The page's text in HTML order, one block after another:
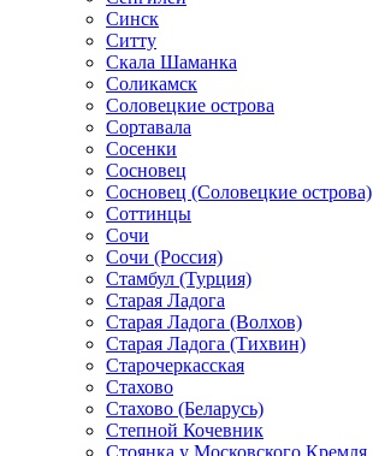
Синск
Ситту
Скала Шаманка
Соликамск
Соловецкие острова
Сортавала
Сосенки
Сосновец
Сосновец (Соловецкие острова)
Соттинцы
Сочи
Сочи (Россия)
Стамбул (Турция)
Старая Ладога
Старая Ладога (Волхов)
Старая Ладога (Тихвин)
Старочеркасская
Стахово
Стахово (Беларусь)
Степной Кочевник
Стоянка у Московского Кремля